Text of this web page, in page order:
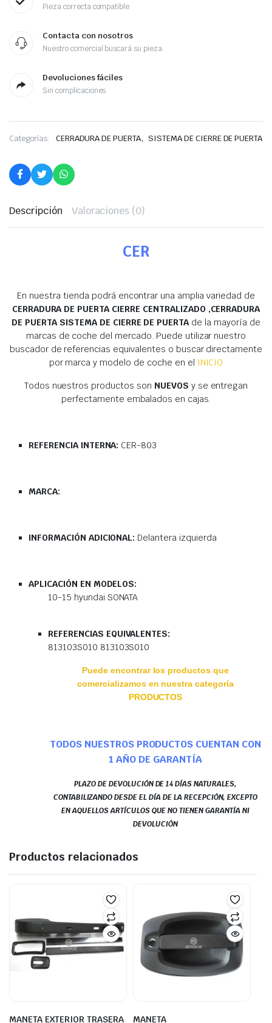
Pieza correcta compatible
Contacta con nosotros
Nuestro comercial buscará su pieza
Devoluciones fáciles
Sin complicaciones
Categorías: CERRADURA DE PUERTA, SISTEMA DE CIERRE DE PUERTA
Descripción Valoraciones (0)
CER
En nuestra tienda podrá encontrar una amplia variedad de
CERRADURA DE PUERTA CIERRE CENTRALIZADO ,CERRADURA
DE PUERTA SISTEMA DE CIERRE DE PUERTA de la mayoría de
marcas de coche del mercado. Puede utilizar nuestro
buscador de referencias equivalentes o buscar directamente
por marca y modelo de coche en el INICIO
Todos nuestros productos son NUEVOS y se entregan
perfectamente embalados en cajas.
REFERENCIA INTERNA: CER-803
MARCA:
INFORMACIÓN ADICIONAL: Delantera izquierda
APLICACIÓN EN MODELOS:
10-15 hyundai SONATA
REFERENCIAS EQUIVALENTES:
813103S010 813103S010
Puede encontrar los productos que
comercializamos en nuestra categoría
PRODUCTOS
TODOS NUESTROS PRODUCTOS CUENTAN CON
1 AÑO DE GARANTÍA
PLAZO DE DEVOLUCIÓN DE 14 DÍAS NATURALES,
CONTABILIZANDO DESDE EL DÍA DE LA RECEPCIÓN, EXCEPTO
EN AQUELLOS ARTÍCULOS QUE NO TIENEN GARANTÍA NI
DEVOLUCIÓN
Productos relacionados
MANETA EXTERIOR TRASERA MANETA